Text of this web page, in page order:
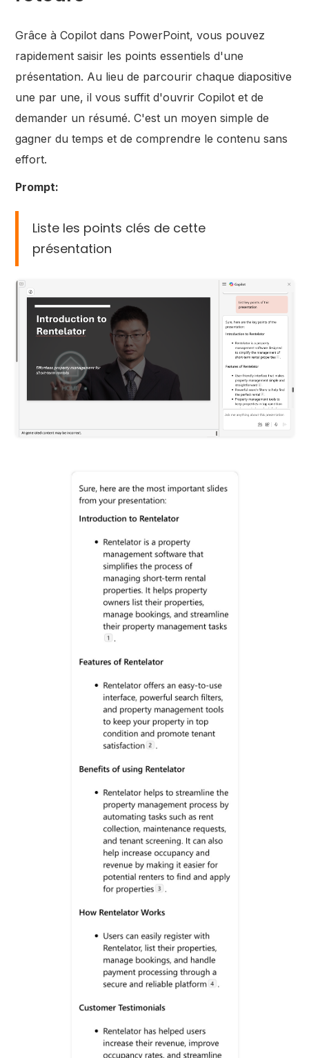
Grâce à Copilot dans PowerPoint, vous pouvez
rapidement saisir les points essentiels d'une
présentation. Au lieu de parcourir chaque diapositive
une par une, il vous suffit d'ouvrir Copilot et de
demander un résumé. C'est un moyen simple de
gagner du temps et de comprendre le contenu sans
effort.
Prompt:
Liste les points clés de cette
présentation